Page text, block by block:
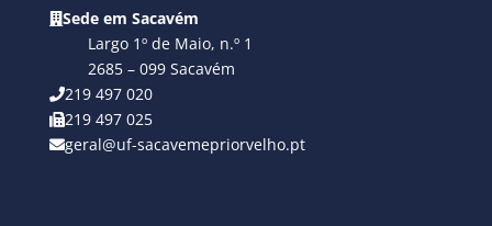
Sede em Sacavém
Largo 1º de Maio, n.º 1
2685 – 099 Sacavém
219 497 020
219 497 025
geral@uf-sacavemepriorvelho.pt